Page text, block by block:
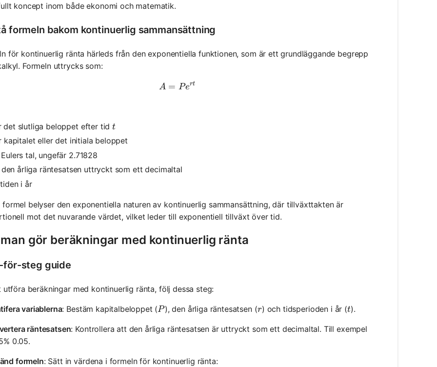
koncept inom både ekonomi och matematik.
formeln bakom kontinuerlig sammansättning
för kontinuerlig ränta härleds från den exponentiella funktionen, som är ett grundläggande begrepp
Formeln uttrycks som:
A = Pe^{rt}
A = Pert
det slutliga beloppet efter tidt
t
kapitalet eller det initiala beloppet
tal, ungefär 2.71828
årliga räntesatsen uttryckt som ett decimaltal
i år
formel belyser den exponentiella naturen av kontinuerlig sammansättning, där tillväxttakten är
mot det nuvarande värdet, vilket leder till exponentiell tillväxt över tid.
gör beräkningar med kontinuerlig ränta
för-steg guide
utföra beräkningar med kontinuerlig ränta, följ dessa steg:
variablerna: Bestäm kapitalbeloppet (P
P), den årliga räntesatsen (r
r) och tidsperioden i år (t
t).
räntesatsen: Kontrollera att den årliga räntesatsen är uttryckt som ett decimaltal. Till exempel
0.05.
formeln: Sätt in värdena i formeln för kontinuerlig ränta: